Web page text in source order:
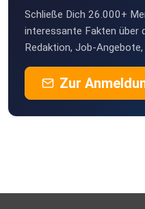
Schließe Dich 26.000+
interessante Fakten über
Redaktion, Job-
Zur